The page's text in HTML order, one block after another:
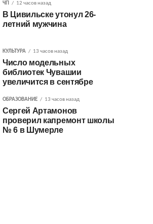
ЧП 12 часов назад
В Цивильске утонул 26-
летний мужчина
КУЛЬТУРА 13 часов назад
Число модельных
библиотек Чувашии
увеличится в сентябре
ОБРАЗОВАНИЕ 13 часов назад
Сергей Артамонов
проверил капремонт школы
№ 6 в Шумерле